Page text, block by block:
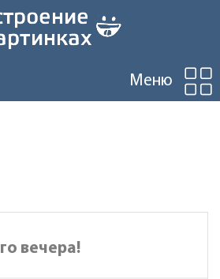
Меню
вечера!